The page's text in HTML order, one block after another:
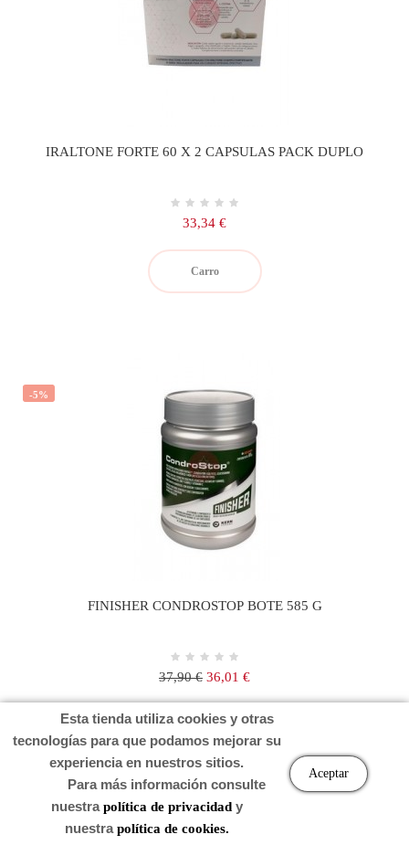
IRALTONE FORTE 60 X 2 CAPSULAS PACK DUPLO
Precio
33,34 €
Carro
-5%
FINISHER CONDROSTOP BOTE 585 G
Precio
37,90 € Precio
36,01 €
Carro
Esta tienda utiliza cookies y otras
tecnologías para que podamos mejorar su
experiencia en nuestros sitios.
Para más información consulte
nuestrapolítica de privacidady
nuestrapolítica de cookies.
Aceptar